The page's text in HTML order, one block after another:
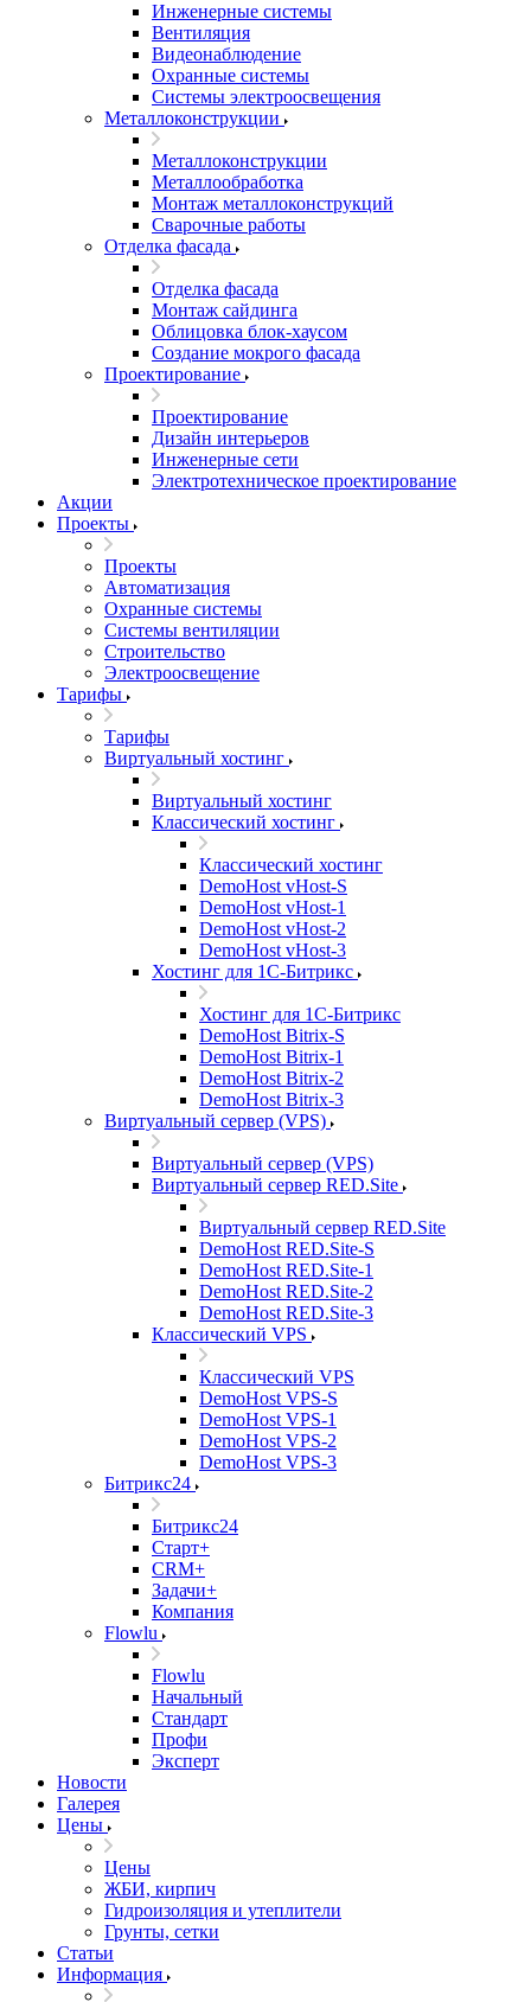
Инженерные системы
Вентиляция
Видеонаблюдение
Охранные системы
Системы электроосвещения
Металлоконструкции
Металлоконструкции
Металлообработка
Монтаж металлоконструкций
Сварочные работы
Отделка фасада
Отделка фасада
Монтаж сайдинга
Облицовка блок-хаусом
Создание мокрого фасада
Проектирование
Проектирование
Дизайн интерьеров
Инженерные сети
Электротехническое проектирование
Акции
Проекты
Проекты
Автоматизация
Охранные системы
Системы вентиляции
Строительство
Электроосвещение
Тарифы
Тарифы
Виртуальный хостинг
Виртуальный хостинг
Классический хостинг
Классический хостинг
DemoHost vHost-S
DemoHost vHost-1
DemoHost vHost-2
DemoHost vHost-3
Хостинг для 1С-Битрикс
Хостинг для 1С-Битрикс
DemoHost Bitrix-S
DemoHost Bitrix-1
DemoHost Bitrix-2
DemoHost Bitrix-3
Виртуальный сервер (VPS)
Виртуальный сервер (VPS)
Виртуальный сервер RED.Site
Виртуальный сервер RED.Site
DemoHost RED.Site-S
DemoHost RED.Site-1
DemoHost RED.Site-2
DemoHost RED.Site-3
Классический VPS
Классический VPS
DemoHost VPS-S
DemoHost VPS-1
DemoHost VPS-2
DemoHost VPS-3
Битрикс24
Битрикс24
Старт+
CRM+
Задачи+
Компания
Flowlu
Flowlu
Начальный
Стандарт
Профи
Эксперт
Новости
Галерея
Цены
Цены
ЖБИ, кирпич
Гидроизоляция и утеплители
Грунты, сетки
Статьи
Информация